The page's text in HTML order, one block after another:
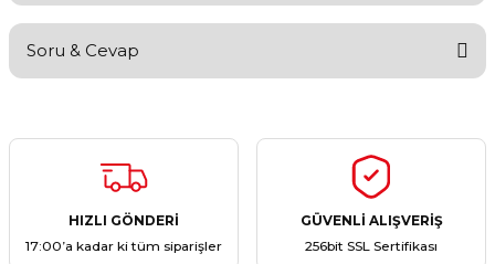
Yorum Yaz
Soru & Cevap
Ürün hakkında henüz soru sorulmamış.
HIZLI GÖNDERİ
17:00’a kadar ki tüm siparişler
GÜVENLİ ALIŞVERİŞ
256bit SSL Sertifikası